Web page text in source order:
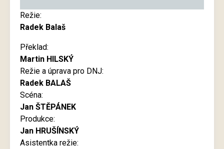
Režie:
Radek Balaš
Překlad:
Martin HILSKÝ
Režie a úprava pro DNJ:
Radek BALAŠ
Scéna:
Jan ŠTĚPÁNEK
Produkce:
Jan HRUŠÍNSKÝ
Asistentka režie: